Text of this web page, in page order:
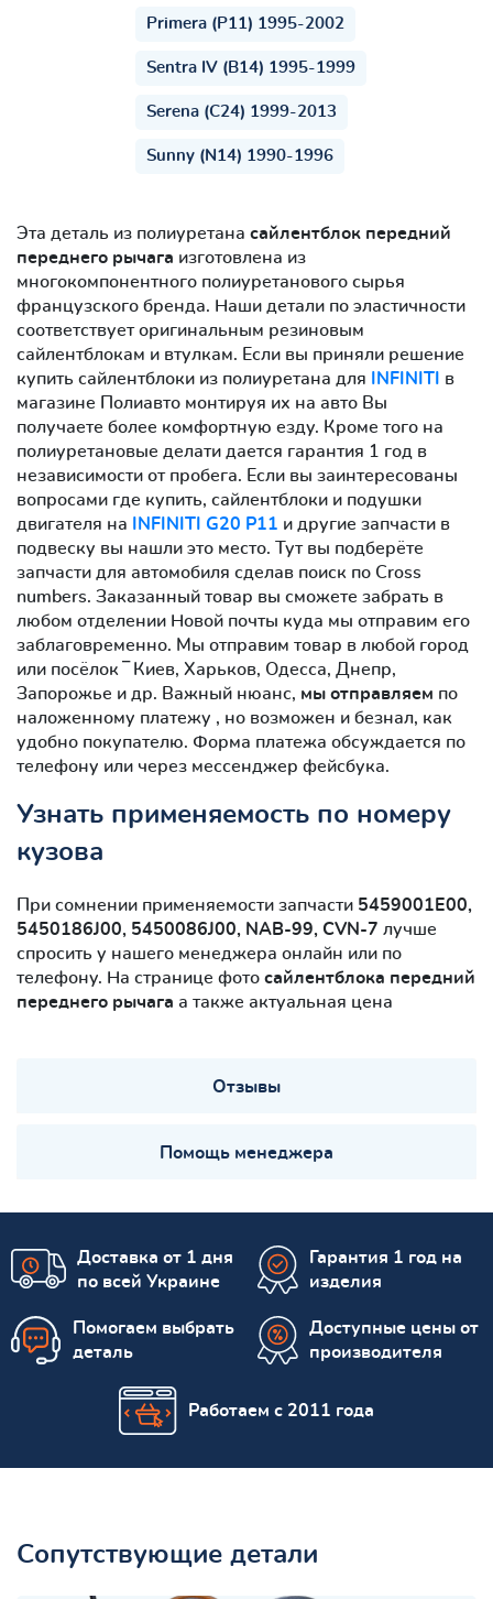
Primera (P11) 1995-2002
Sentra IV (B14) 1995-1999
Serena (C24) 1999-2013
Sunny (N14) 1990-1996
Эта деталь из полиуретана сайлентблок передний
переднего рычага изготовлена из
многокомпонентного полиуретанового сырья
французского бренда. Наши детали по эластичности
соответствует оригинальным резиновым
сайлентблокам и втулкам. Если вы приняли решение
купить сайлентблоки из полиуретана для
INFINITI
в
магазине Полиавто монтируя их на авто Вы
получаете более комфортную езду. Кроме того на
полиуретановые делати дается гарантия 1 год в
независимости от пробега. Если вы заинтересованы
вопросами где купить, сайлентблоки и подушки
двигателя на
INFINITI G20 P11 и другие запчасти в
подвеску вы нашли это место. Тут вы подберёте
запчасти для автомобиля сделав поиск по Cross
numbers. Заказанный товар вы сможете забрать в
любом отделении Новой почты куда мы отправим его
заблаговременно. Мы отправим товар в любой город
или посёлок ‾ Киев, Харьков, Одесса, Днепр,
Запорожье и др. Важный нюанс, мы отправляем по
наложенному платежу , но возможен и безнал, как
удобно покупателю. Форма платежа обсуждается по
телефону или через мессенджер фейсбука.
Узнать применяемость по номеру
кузова
При сомнении применяемости запчасти 5459001E00,
5450186J00, 5450086J00, NAB-99, CVN-7 лучше
спросить у нашего менеджера онлайн или по
телефону. На странице фото сайлентблокa передний
переднего рычага а также актуальная цена
Отзывы
Помощь менеджера
Доставка от 1 дня
по всей Украине
Гарантия 1 год на
изделия
Помогаем выбрать
деталь
Доступные цены от
производителя
Работаем с 2011 года
Сопутствующие детали